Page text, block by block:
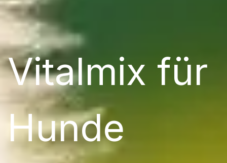
Vitalmix für
Hunde